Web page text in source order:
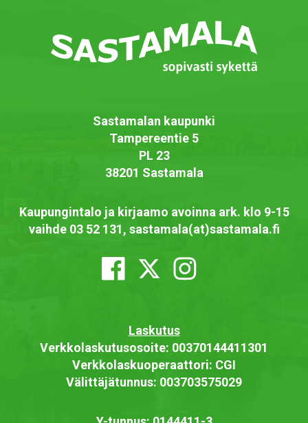
Sastamalan kaupunki
Tampereentie 5
PL 23
38201 Sastamala
Kaupungintalo ja kirjaamo avoinna ark. klo 9-15
vaihde 03 52 131, sastamala(at)sastamala.fi
Laskutus
Verkkolaskutusosoite: 00370144411301
Verkkolaskuoperaattori: CGI
Välittäjätunnus: 003703575029